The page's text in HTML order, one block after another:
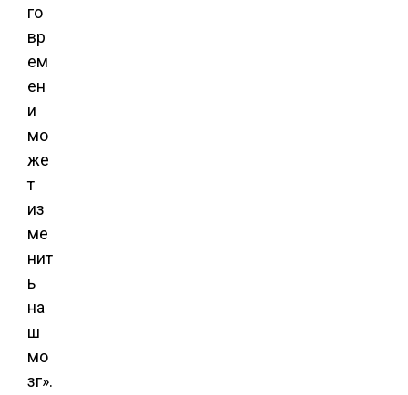
го
вр
ем
ен
и
мо
же
т
из
ме
нит
ь
на
ш
мо
зг».